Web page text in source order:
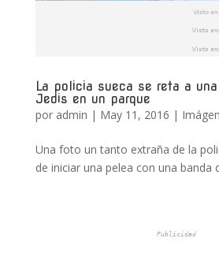
La policia sueca se reta a
Jedis en un parque
por admin | May 11, 2016 |
Una foto un tanto extraña de la
de iniciar una pelea con una banda
Publicidad